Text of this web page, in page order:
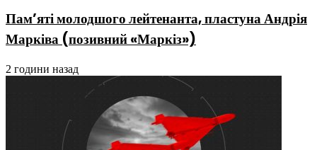
Пам’яті молодшого лейтенанта, пластуна Андрія
Марківа (позивний «Маркіз»)
2 години назад